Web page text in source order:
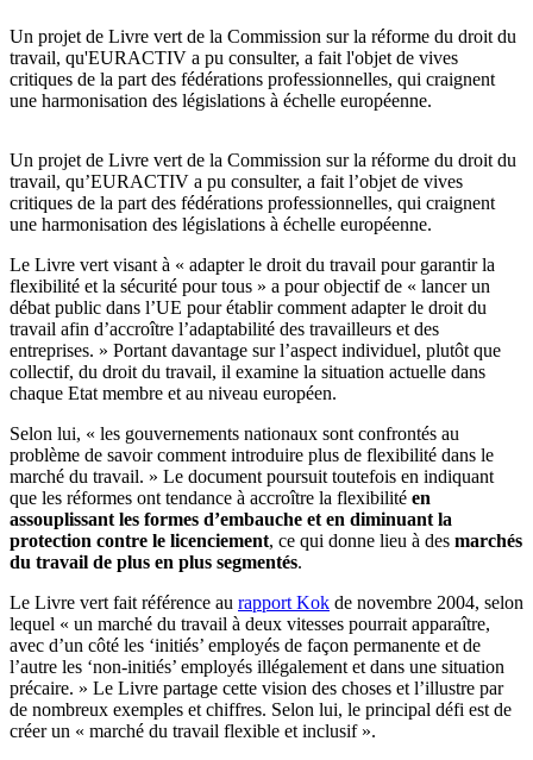
Un projet de Livre vert de la Commission sur la réforme du droit du
travail, qu'EURACTIV a pu consulter, a fait l'objet de vives
critiques de la part des fédérations professionnelles, qui craignent
une harmonisation des législations à échelle européenne.
Un projet de Livre vert de la Commission sur la réforme du droit du
travail, qu’EURACTIV a pu consulter, a fait l’objet de vives
critiques de la part des fédérations professionnelles, qui craignent
une harmonisation des législations à échelle européenne.
Le Livre vert visant à « adapter le droit du travail pour garantir la
flexibilité et la sécurité pour tous » a pour objectif de « lancer un
débat public dans l’UE pour établir comment adapter le droit du
travail afin d’accroître l’adaptabilité des travailleurs et des
entreprises. » Portant davantage sur l’aspect individuel, plutôt que
collectif, du droit du travail, il examine la situation actuelle dans
chaque Etat membre et au niveau européen.
Selon lui, « les gouvernements nationaux sont confrontés au
problème de savoir comment introduire plus de flexibilité dans le
marché du travail. » Le document poursuit toutefois en indiquant
que les réformes ont tendance à accroître la flexibilité en
assouplissant les formes d’embauche et en diminuant la
protection contre le licenciement, ce qui donne lieu à des marchés
du travail de plus en plus segmentés.
Le Livre vert fait référence au rapport Kok de novembre 2004, selon
lequel « un marché du travail à deux vitesses pourrait apparaître,
avec d’un côté les ‘initiés’ employés de façon permanente et de
l’autre les ‘non-initiés’ employés illégalement et dans une situation
précaire. » Le Livre partage cette vision des choses et l’illustre par
de nombreux exemples et chiffres. Selon lui, le principal défi est de
créer un « marché du travail flexible et inclusif ».